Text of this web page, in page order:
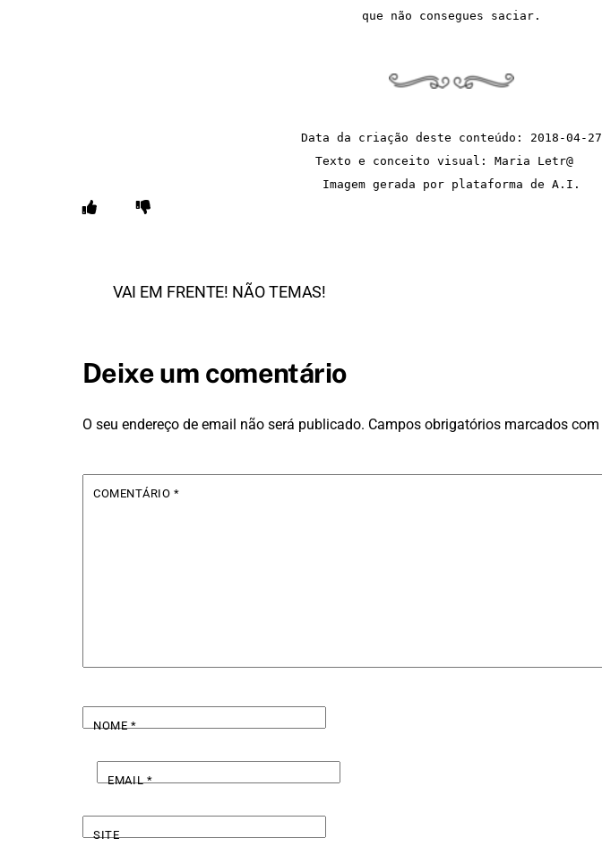
que não consegues saciar.
Data da criação deste conteúdo: 2018-04-27
Texto e conceito visual: Maria Letr@
Imagem gerada por plataforma de A.I.
VAI EM FRENTE! NÃO TEMAS!
Deixe um comentário
O seu endereço de email não será publicado. Campos obrigatórios marcados com
COMENTÁRIO *
NOME*
EMAIL*
SITE